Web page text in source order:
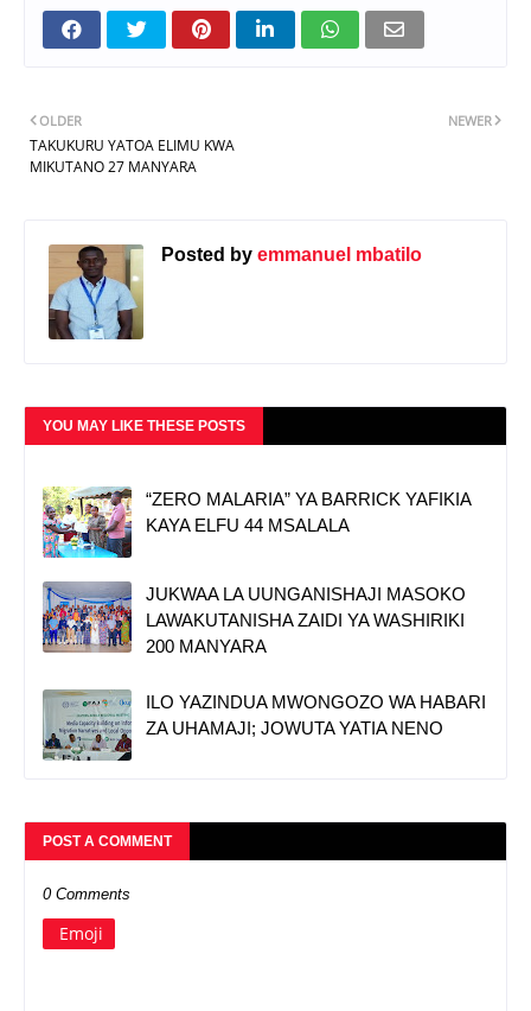
NEWER
OLDER
TAKUKURU YATOA ELIMU KWA
MIKUTANO 27 MANYARA
Posted by emmanuel mbatilo
YOU MAY LIKE THESE POSTS
“ZERO MALARIA” YA BARRICK YAFIKIA
KAYA ELFU 44 MSALALA
JUKWAA LA UUNGANISHAJI MASOKO
LAWAKUTANISHA ZAIDI YA WASHIRIKI
200 MANYARA
ILO YAZINDUA MWONGOZO WA HABARI
ZA UHAMAJI; JOWUTA YATIA NENO
POST A COMMENT
0 Comments
Emoji